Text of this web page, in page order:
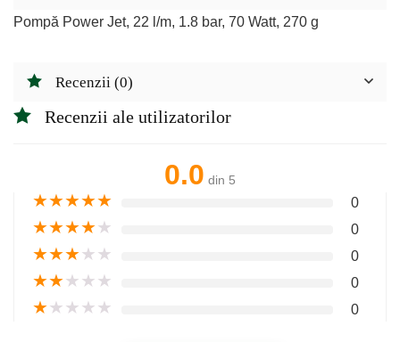
Pompă Power Jet, 22 l/m, 1.8 bar, 70 Watt, 270 g
Recenzii (0)
Recenzii ale utilizatorilor
0.0 din 5
★★★★★ 0
★★★★★ 0
★★★★★ 0
★★★★★ 0
★★★★★ 0